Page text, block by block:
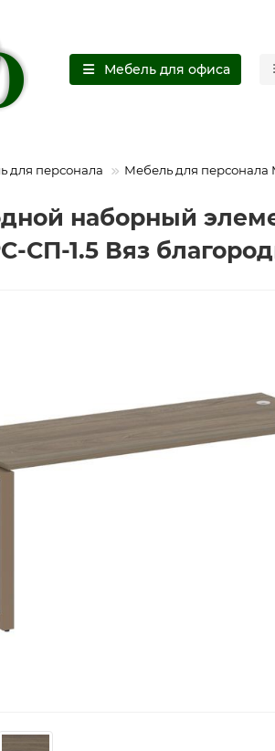
Мебель для офиса
для персонала Мебель для персонала
наборный
СП-1.5 Вяз